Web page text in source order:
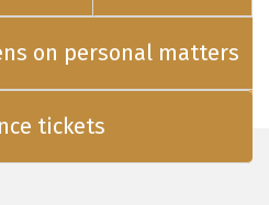
on personal matters
tickets